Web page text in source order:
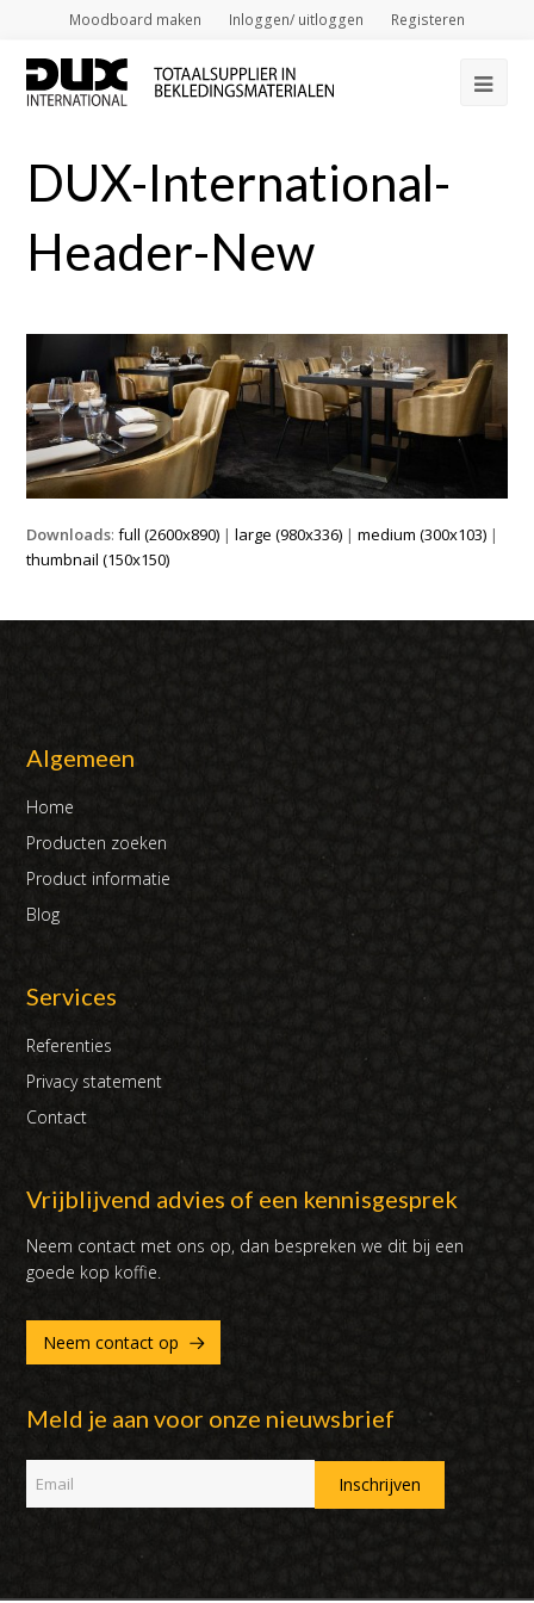
Moodboard maken Inloggen/ uitloggen Registeren
DUX-International-
Header-New
Downloads:full (2600x890) |large (980x336) |medium (300x103) |
thumbnail (150x150)
Algemeen
Home
Producten zoeken
Product informatie
Blog
Services
Referenties
Privacy statement
Contact
Vrijblijvend advies of een kennisgesprek
Neem contact met ons op, dan bespreken we dit bij een
goede kop koffie.
Neem contact op
Meld je aan voor onze nieuwsbrief